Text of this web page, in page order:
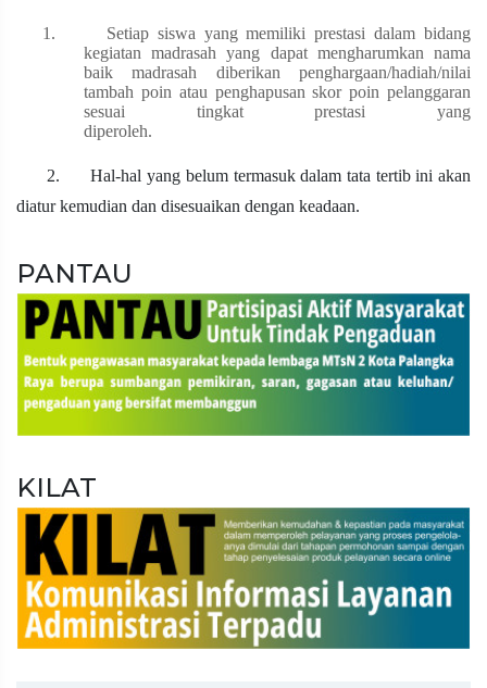
1.
Setiap siswa yang memiliki prestasi dalam bidang
kegiatan madrasah yang dapat mengharumkan nama
baik madrasah diberikan penghargaan/hadiah/nilai
tambah poin atau penghapusan skor poin pelanggaran
sesuai tingkat prestasi yang
diperoleh.
2. Hal-hal yang belum termasuk dalam tata tertib ini akan
diatur kemudian dan disesuaikan dengan keadaan.
PANTAU
KILAT